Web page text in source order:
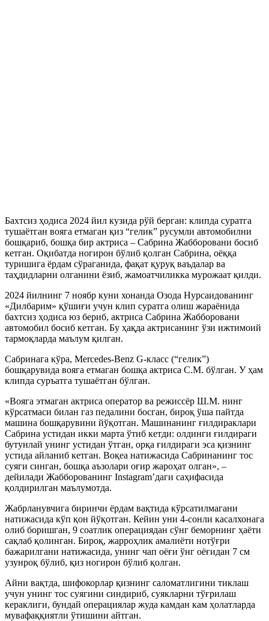
Бахтсиз ҳодиса 2024 йил кузида рўй берган: клипда суратга
тушаётган вояга етмаган қиз “гелик” русумли автомобилни
бошқариб, бошқа бир актриса – Сабрина Жабборовани босиб
кетган. Оқибатда ногирон бўлиб қолган Сабрина, оёққа
туришига ёрдам сўраганида, фақат қуруқ ваъдалар ва
таҳдидларни олганини ёзиб, жамоатчиликка мурожаат қилди.
2024 йилнинг 7 ноябр куни хонанда Озода Нурсаидованинг
«Дилбарим» қўшиғи учун клип суратга олиш жараёнида
бахтсиз ҳодиса юз бериб, актриса Сабрина Жабборовани
автомобил босиб кетган. Бу ҳақда актрисанинг ўзи ижтимоий
тармоқларда маълум қилган.
Сабринага кўра, Mercedes-Benz G-класс (“гелик”)
бошқарувида вояга етмаган бошқа актриса С.М. бўлган. У ҳам
клипда суръатга тушаётган бўлган.
«Вояга этмаган актриса оператор ва режиссёр Ш.М. нинг
кўрсатмаси билан газ педалини босган, бироқ ўша пайтда
машина бошқарувини йўқотган. Машинанинг ғилдираклари
Сабрина устидан икки марта ўтиб кетди: олдинги ғилдираги
бутунлай унинг устидан ўтган, орқа ғилдираги эса қизнинг
устида айланиб кетган. Воқеа натижасида Сабринанинг тос
суяги синган, бошқа аъзолари оғир жароҳат олган», –
дейилади Жабборованинг Instagram’даги саҳифасида
қолдирилган маълумотда.
Жабрланувчига биринчи ёрдам вақтида кўрсатилмагани
натижасида кўп қон йўқотган. Кейин уни 4-сонли касалхонага
олиб боришган, 9 соатлик операциядан сўнг беморнинг ҳаёти
сақлаб қолинган. Бироқ, жарроҳлик амалиёти нотўғри
бажарилгани натижасида, унинг чап оёғи ўнг оёғидан 7 см
узунроқ бўлиб, қиз ногирон бўлиб қолган.
Айни вақтда, шифокорлар қизнинг саломатлигини тиклаш
учун унинг тос суягини синдириб, суякларни тўғрилаш
кераклиги, бундай операциялар жуда камдан кам ҳолатларда
мувафаққиятли ўтишини айтган.